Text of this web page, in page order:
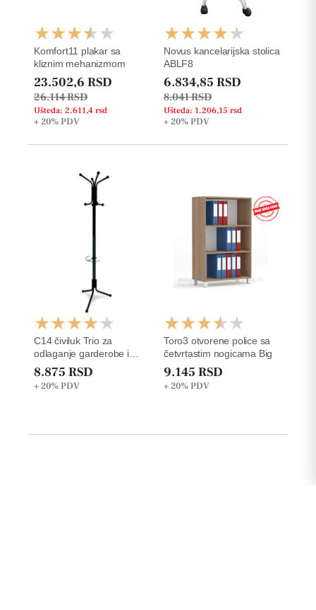
Komfort11 plakar sa
kliznim mehanizmom
23.502,6 RSD
26.114 RSD
Ušteda: 2.611,4 rsd
+ 20%PDV
Novus kancelarijska stolica
ABLF8
6.834,85 RSD
8.041 RSD
Ušteda: 1.206,15 rsd
+ 20%PDV
C14 čiviluk Trio za
odlaganje garderobe i
kišobrana
8.875 RSD
+ 20%PDV
Toro3 otvorene police sa
četvrtastim nogicama Big
9.145 RSD
+ 20%PDV